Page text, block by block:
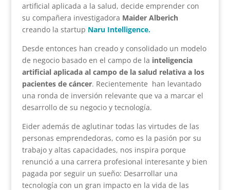
artificial aplicada a la salud, decide emprender con
su compañera investigadora Maider Alberich
creando la startup Naru Intelligence.
Desde entonces han creado y consolidado un modelo
de negocio basado en el campo de la inteligencia
artificial aplicada al campo de la salud relativa a los
pacientes de cáncer. Recientemente han levantado
una ronda de inversión relevante que va a marcar el
desarrollo de su negocio y tecnología.
Eider además de aglutinar todas las virtudes de las
personas emprendedoras, como es la pasión por su
trabajo y altas capacidades, nos inspira porque
renunció a una carrera profesional interesante y bien
pagada por seguir un sueño: Desarrollar una
tecnología con un gran impacto en la vida de las